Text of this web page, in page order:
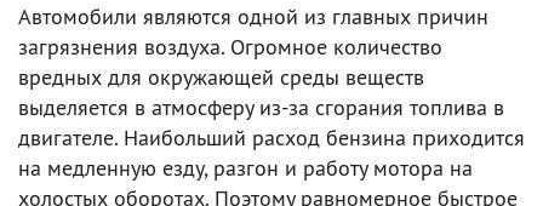
Автомобили являются одной из главных причин
загрязнения воздуха. Огромное количество
вредных для окружающей среды веществ
выделяется в атмосферу из-за сгорания топлива в
двигателе. Наибольший расход бензина приходится
на медленную езду, разгон и работу мотора на
холостых оборотах. Поэтому равномерное быстрое